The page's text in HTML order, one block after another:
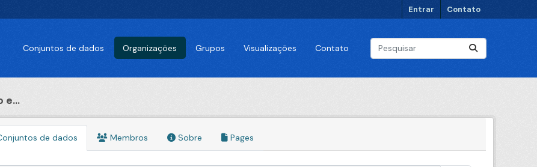
Entrar Contato
Conjuntos de dados Organizações Grupos Visualizações Contato
e...
de dados Membros Sobre Pages